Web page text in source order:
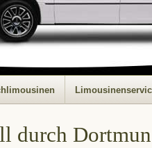
durch